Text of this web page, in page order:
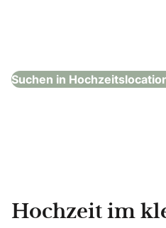
Suchen in
Hochzeit im